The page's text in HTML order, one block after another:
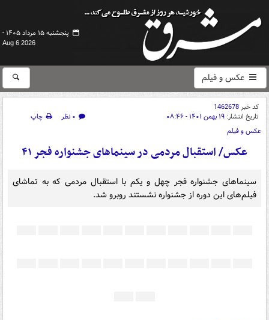
پنجشنبه ۱۵ مرداد ۱۴۰۵ -
Aug 6 2026
عکس و فیلم
کد خبر1462678
تاریخ انتشار: ۱۹ بهمن ۱۴۰۱ - ۰۸:۴۶ ۰ نظر
چاپ
عکس و فیلم
عکس/ استقبال مردمی در سینماهای جشنواره فجر ۴۱
سینماهای جشنواره فجر چهل و یکم با استقبال مردمی که به تماشای
فیلم‌های این دوره از جشنواره نشستند روبرو شد.